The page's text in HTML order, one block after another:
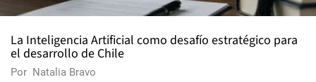
La Inteligencia Artificial como desafío estratégico para
el desarrollo de Chile
Por Natalia Bravo